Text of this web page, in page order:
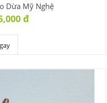
Dừa Mỹ Nghệ
đ